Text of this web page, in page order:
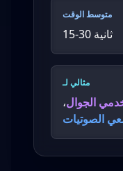
متوسط الوقت
15-30 ثانية
مثالي لـ
الجوال،
الصوتيات